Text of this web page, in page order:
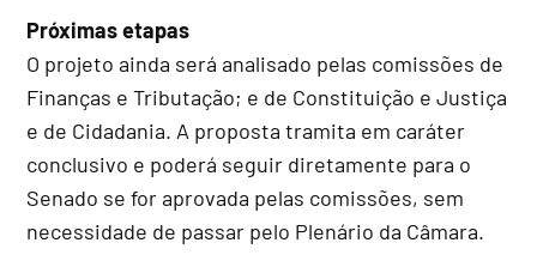
Próximas etapas
O projeto ainda será analisado pelas comissões de
Finanças e Tributação; e de Constituição e Justiça
e de Cidadania. A proposta tramita em caráter
conclusivo e poderá seguir diretamente para o
Senado se for aprovada pelas comissões, sem
necessidade de passar pelo Plenário da Câmara.